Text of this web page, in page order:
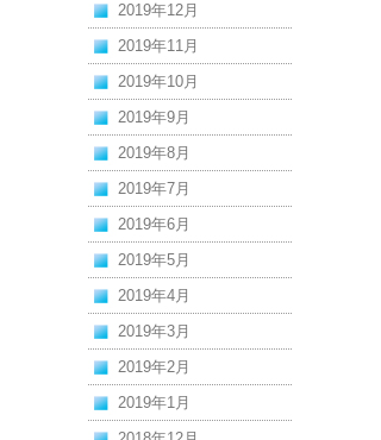
2019年12月
2019年11月
2019年10月
2019年9月
2019年8月
2019年7月
2019年6月
2019年5月
2019年4月
2019年3月
2019年2月
2019年1月